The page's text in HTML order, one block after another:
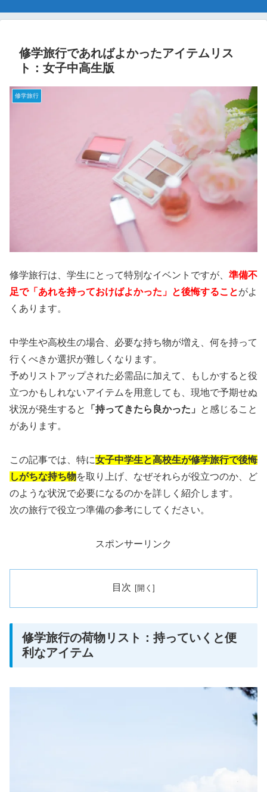
修学旅行であればよかったアイテムリス
ト：女子中高生版
修学旅行
修学旅行は、学生にとって特別なイベントですが、 準備不
足で「あれを持っておけばよかった」と後悔することがよ
くあります。
中学生や高校生の場合、必要な持ち物が増え、何を持って
行くべきか選択が難しくなります。
予めリストアップされた必需品に加えて、もしかすると役
立つかもしれないアイテムを用意しても、現地で予期せぬ
状況が発生すると
「持ってきたら良かった」
と感じること
があります。
この記事では、特に女子中学生と高校生が修学旅行で後悔
しがちな持ち物を取り上げ、なぜそれらが役立つのか、ど
のような状況で必要になるのかを詳しく紹介します。
次の旅行で役立つ準備の参考にしてください。
スポンサーリンク
目次
修学旅行の荷物リスト：持っていくと便
利なアイテム